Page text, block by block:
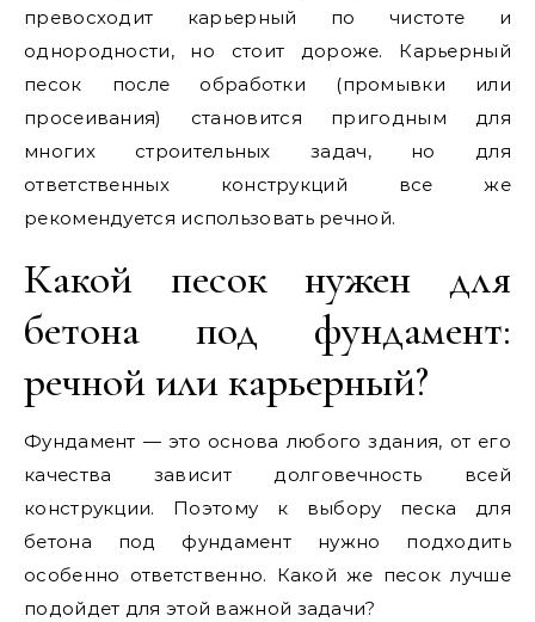
превосходит карьерный по чистоте и
однородности, но стоит дороже. Карьерный
песок после обработки (промывки или
просеивания) становится пригодным для
многих строительных задач, но для
ответственных конструкций все же
рекомендуется использовать речной.
Какой песок нужен для
бетона под фундамент:
речной или карьерный?
Фундамент — это основа любого здания, от его
качества зависит долговечность всей
конструкции. Поэтому к выбору песка для
бетона под фундамент нужно подходить
особенно ответственно. Какой же песок лучше
подойдет для этой важной задачи?